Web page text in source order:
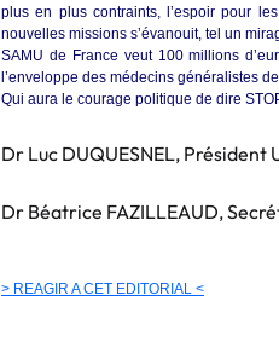
plus en plus contraints, l’espoir pour
nouvelles missions s’évanouit, tel un
SAMU de France veut 100 millions
l’enveloppe des médecins généralistes
Qui aura le courage politique de dire
Dr Luc DUQUESNEL, Président
Dr Béatrice FAZILLEAUD,
> REAGIR A CET EDITORIAL <